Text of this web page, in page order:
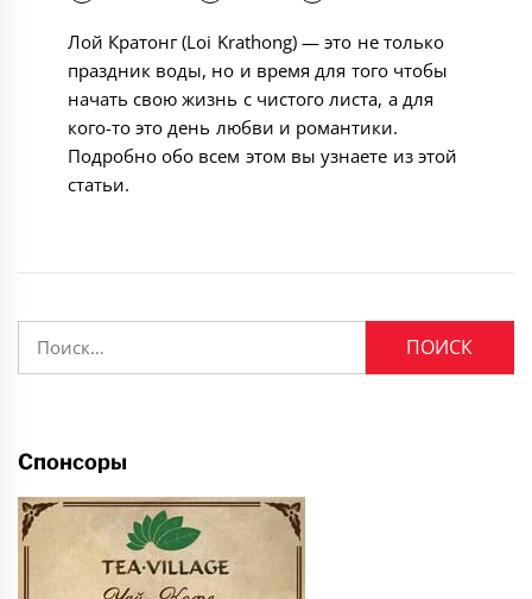
Лой Кратонг (Loi Krathong) — это не только
праздник воды, но и время для того чтобы
начать свою жизнь с чистого листа, а для
кого-то это день любви и романтики.
Подробно обо всем этом вы узнаете из этой
статьи.
Найти:
Спонсоры